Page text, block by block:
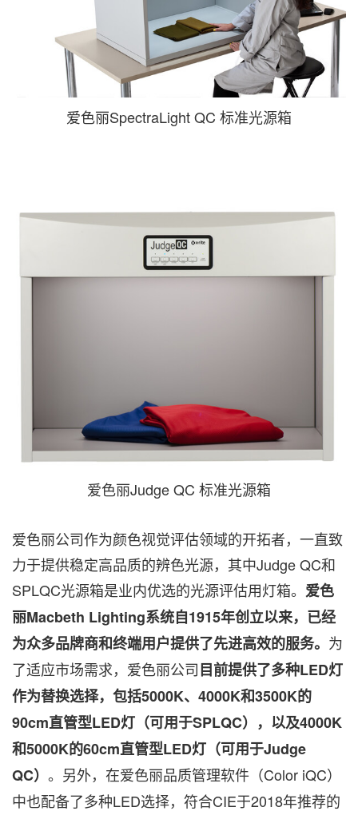
爱色丽SpectraLight QC 标准光源箱
爱色丽Judge QC 标准光源箱
爱色丽公司作为颜色视觉评估领域的开拓者，一直致
力于提供稳定高品质的辨色光源，其中Judge QC和
SPLQC光源箱是业内优选的光源评估用灯箱。 爱色
丽Macbeth Lighting系统自1915年创立以来，已经
为众多品牌商和终端用户提供了先进高效的服务。 为
了适应市场需求，爱色丽公司目前提供了多种LED灯
作为替换选择，包括5000K、4000K和3500K的
90cm直管型LED灯（可用于SPLQC），以及4000K
和5000K的60cm直管型LED灯（可用于Judge
QC） 。另外，在爱色丽品质管理软件（Color iQC）
中也配备了多种LED选择，符合CIE于2018年推荐的